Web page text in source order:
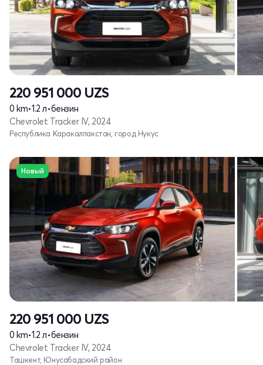
220 951 000 UZS
0 km•1.2 л•бензин
Chevrolet Tracker IV, 2024
Республика Каракалпакстан, город Нукус
Новый
220 951 000 UZS
0 km•1.2 л•бензин
Chevrolet Tracker IV, 2024
Ташкент, Юнусабадский район